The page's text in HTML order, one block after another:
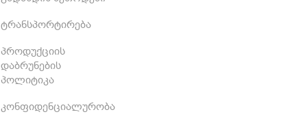
ტრანსპორტირება
პროდუქციის
დაბრუნების
პოლიტიკა
კონფიდენციალურობა